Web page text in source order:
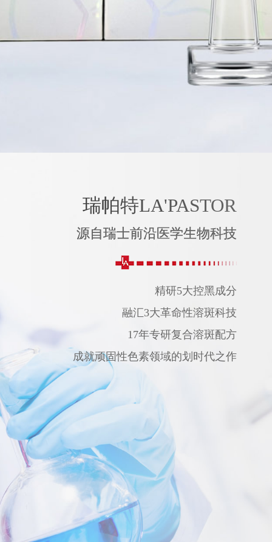
瑞帕特LA'PASTOR
源自瑞士前沿医学生物科技
精研5大控黑成分
融汇3大革命性溶斑科技
17年专研复合溶斑配方
成就顽固性色素领域的划时代之作